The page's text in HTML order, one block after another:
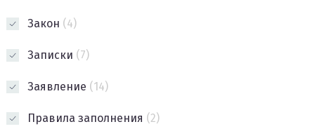
Закон (4)
Записки (7)
Заявление (14)
Правила заполнения (2)